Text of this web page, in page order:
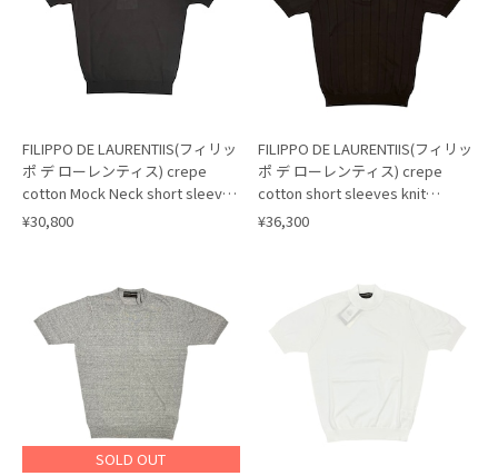
FILIPPO DE LAURENTIIS(フィリッ
ポ デ ローレンティス) crepe
cotton Mock Neck short sleeves
knit/BROWN(190)
¥30,800
FILIPPO DE LAURENTIIS(フィリッ
ポ デ ローレンティス) crepe
cotton short sleeves knit
polo/BROWN(190)
¥36,300
SOLD OUT